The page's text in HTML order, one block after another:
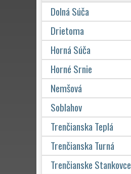
Dolná Súča
Drietoma
Horná Súča
Horné Srnie
Nemšová
Soblahov
Trenčianska Teplá
Trenčianska Turná
Trenčianske Stankovce